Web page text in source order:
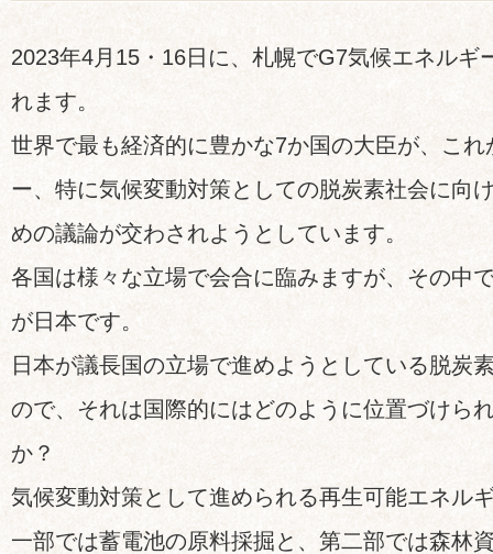
2023年4月15・16日に、札幌でG7気候エネルギ
れます。
世界で最も経済的に豊かな7か国の大臣が、こ
ー、特に気候変動対策としての脱炭素社会に向
めの議論が交わされようとしています。
各国は様々な立場で会合に臨みますが、その中
が日本です。
日本が議長国の立場で進めようとしている脱炭
ので、それは国際的にはどのように位置づけら
か？
気候変動対策として進められる再生可能エネル
一部では蓄電池の原料採掘と、第二部では森林